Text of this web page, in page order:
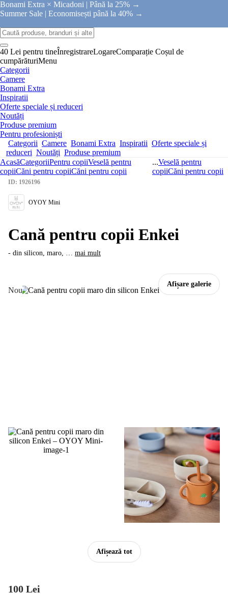
Bonami Extra × Micadoni | Până la 25% →
Summer Sale | Economisești până la 40% →
40 Lei pentru tineÎnregistrareLogareComparație Coșul de
cumpărăturiMenu
Categorii
Camere
Bonami Extra
Inspiratii
Oferte speciale și reduceri
Noutăți
Produse premium
Pentru profesioniști
Categorii Camere Bonami Extra Inspiratii Oferte speciale și
reduceri Noutăți Produse premium
AcasăCategoriiPentru copiiVeselă pentru
copiiCăni pentru copiiCăni pentru copii
...Veselă pentru
copiiCăni pentru copii
Afișare galerie
Afișează tot
Nou
ID: 1926196
OYOY Mini
Cană pentru copii Enkei
- din silicon, maro, … mai mult
100 Lei